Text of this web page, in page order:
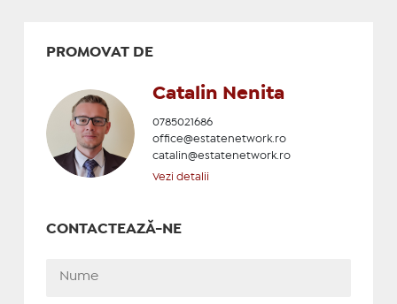
PROMOVAT DE
Catalin Nenita
0785021686
office@estatenetwork.ro
catalin@estatenetwork.ro
Vezi detalii
CONTACTEAZĂ-NE